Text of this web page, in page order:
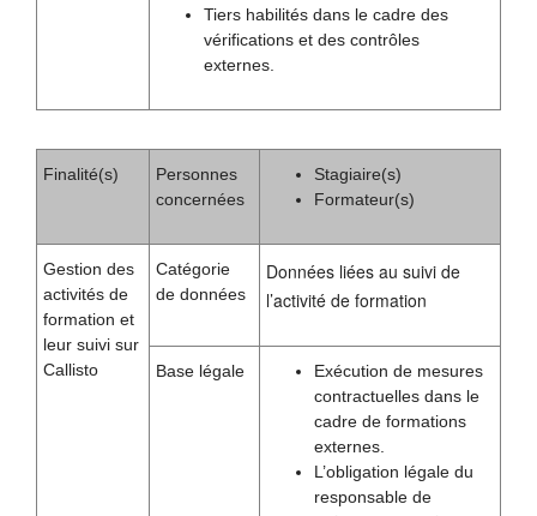
Tiers habilités dans le cadre des
vérifications et des contrôles
externes.
Finalité(s)
Personnes
concernées
Stagiaire(s)
Formateur(s)
Gestion des
activités de
formation et
leur suivi sur
Callisto
Catégorie
de données
Données liées au suivi de
l’activité de formation
Base légale
Exécution de mesures
contractuelles dans le
cadre de formations
externes.
L’obligation légale du
responsable de